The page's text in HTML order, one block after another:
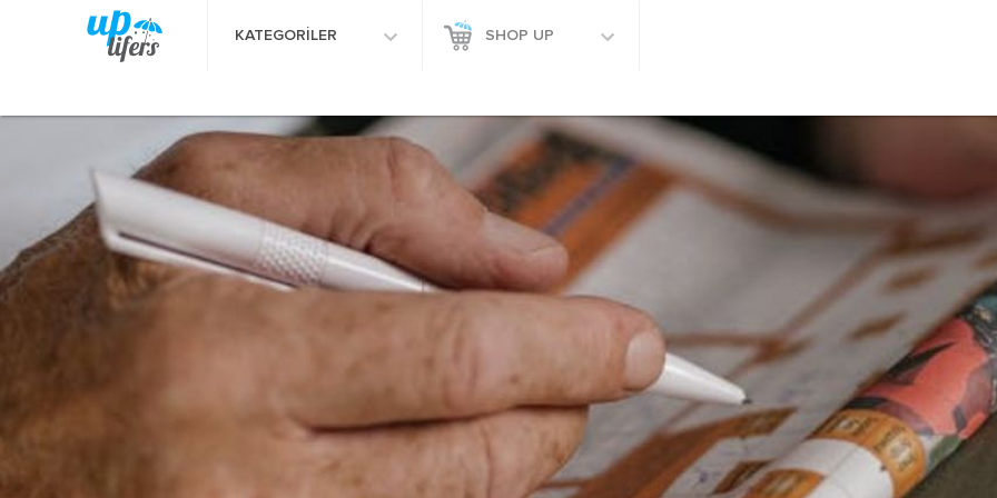
KATEGORİLER SHOP UP